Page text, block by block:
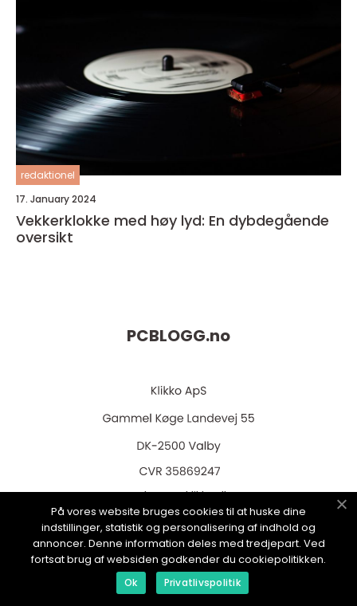
redaktionel
17. January 2024
Vekkerklokke med høy lyd: En dybdegående
oversikt
PCBLOGG.no
web:www.klikko.dk
Menu
På vores website bruges cookies til at huske dine
indstillinger, statistik og personalisering af indhold og
annoncer. Denne information deles med tredjepart. Ved
fortsat brug af websiden godkender du cookiepolitikken.
Ok Privatlivspolitik